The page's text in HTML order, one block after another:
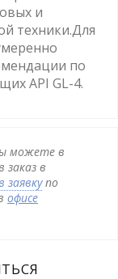
и
техники.Для
по
API GL-4.
можете в
заказ в
заявкупо
офисе